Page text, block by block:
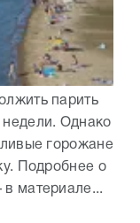
парить
недели. Однако
горожане
Подробнее о
материале...